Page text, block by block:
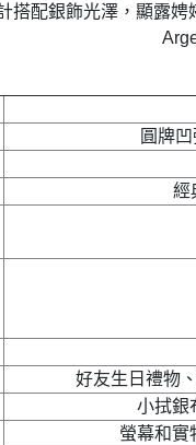
搭配銀飾光澤，顯露
圓牌
經
好友生日禮物
小拭銀
螢幕和實